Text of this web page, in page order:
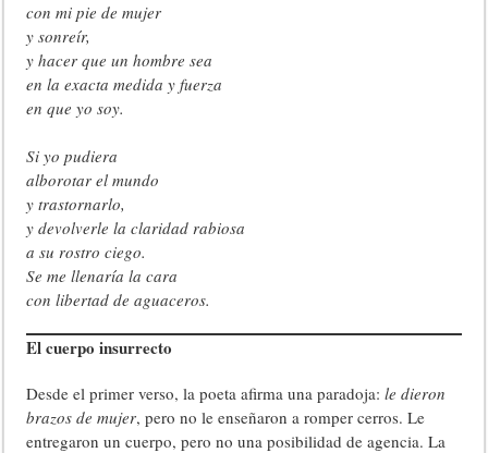
con mi pie de mujer
y sonreír,
y hacer que un hombre sea
en la exacta medida y fuerza
en que yo soy.
Si yo pudiera
alborotar el mundo
y trastornarlo,
y devolverle la claridad rabiosa
a su rostro ciego.
Se me llenaría la cara
con libertad de aguaceros.
El cuerpo insurrecto
Desde el primer verso, la poeta afirma una paradoja:le dieron
brazos de mujer, pero no le enseñaron a romper cerros. Le
entregaron un cuerpo, pero no una posibilidad de agencia. La